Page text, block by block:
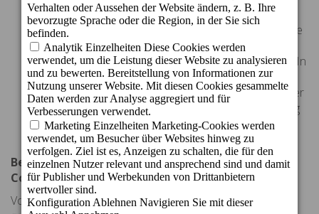
Falls gewünscht, können Sie der Verarbeitung der
Daten oder der Informationen ablehnen, indem Sie die
Verwendung von Cookies anhand der geeigneten
Auswahl der Einstellungen Ihres Browsers ablehnen. In
diesem Fall kann es allerdings sein, dass Sie nicht die
volle Funktionalität der Website nutzen können. Mit der
Nutzung dieser Website stimmen Sie der Verarbeitung
Ihrer Informationen durch Google auf die Art und
Weise und mit den oben genannten Zielen zu.
Benutzereinstellungen zur Vermeidung von
Cookies.
Von http://www.becordial.com/ aus und gemäß der